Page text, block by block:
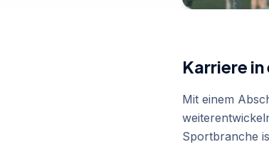
Karriere
Mit einem
Sportbranche